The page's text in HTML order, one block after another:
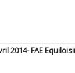
2014- FAE